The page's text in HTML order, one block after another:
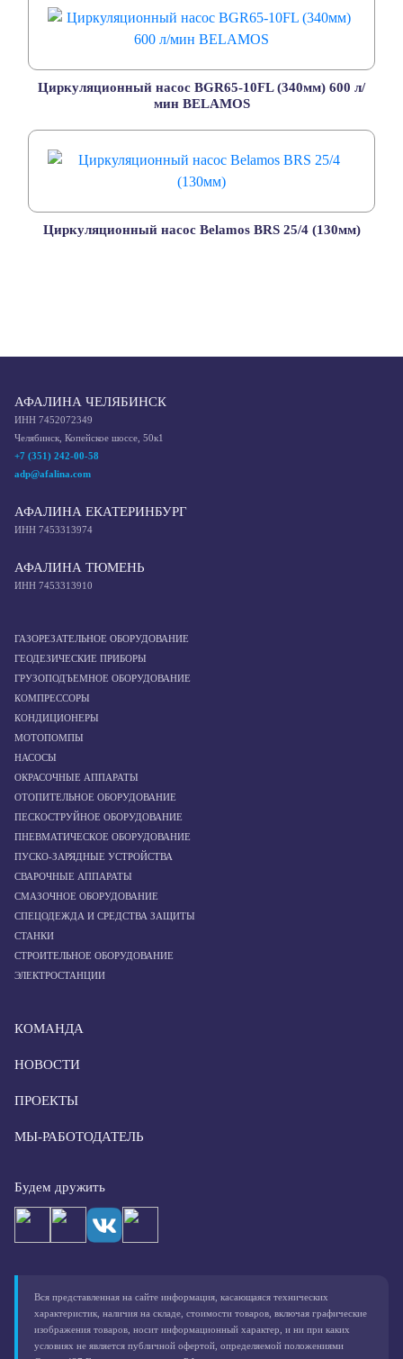
Циркуляционный насос BGR65-10FL (340мм) 600 л/
мин BELAMOS
Циркуляционный насос Belamos BRS 25/4 (130мм)
АФАЛИНА ЧЕЛЯБИНСК
ИНН 7452072349
Челябинск, Копейское шоссе, 50к1
+7 (351) 242-00-58
adp@afalina.com
АФАЛИНА ЕКАТЕРИНБУРГ
ИНН 7453313974
АФАЛИНА ТЮМЕНЬ
ИНН 7453313910
ГАЗОРЕЗАТЕЛЬНОЕ ОБОРУДОВАНИЕ
ГЕОДЕЗИЧЕСКИЕ ПРИБОРЫ
ГРУЗОПОДЪЕМНОЕ ОБОРУДОВАНИЕ
КОМПРЕССОРЫ
КОНДИЦИОНЕРЫ
МОТОПОМПЫ
НАСОСЫ
ОКРАСОЧНЫЕ АППАРАТЫ
ОТОПИТЕЛЬНОЕ ОБОРУДОВАНИЕ
ПЕСКОСТРУЙНОЕ ОБОРУДОВАНИЕ
ПНЕВМАТИЧЕСКОЕ ОБОРУДОВАНИЕ
ПУСКО-ЗАРЯДНЫЕ УСТРОЙСТВА
СВАРОЧНЫЕ АППАРАТЫ
СМАЗОЧНОЕ ОБОРУДОВАНИЕ
СПЕЦОДЕЖДА И СРЕДСТВА ЗАЩИТЫ
СТАНКИ
СТРОИТЕЛЬНОЕ ОБОРУДОВАНИЕ
ЭЛЕКТРОСТАНЦИИ
КОМАНДА
НОВОСТИ
ПРОЕКТЫ
МЫ-РАБОТОДАТЕЛЬ
Будем дружить
Вся представленная на сайте информация, касающаяся технических
характеристик, наличия на складе, стоимости товаров, включая графические
изображения товаров, носит информационный характер, и ни при каких
условиях не является публичной офертой, определяемой положениями